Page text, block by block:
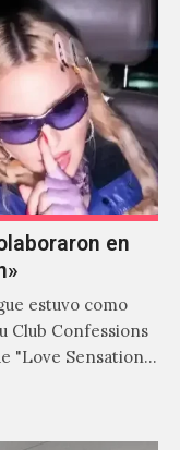
en
estuvo como
Club Confessions
"Love Sensation",